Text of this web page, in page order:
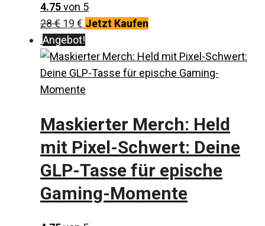
4.75von 5
28€ Ursprünglicher
Preis
war:
28 €
19 € Aktueller
Preis
ist:
19 €.
Jetzt Kaufen
Angebot!
Maskierter Merch: Held
mit Pixel-Schwert: Deine
GLP-Tasse für epische
Gaming-Momente